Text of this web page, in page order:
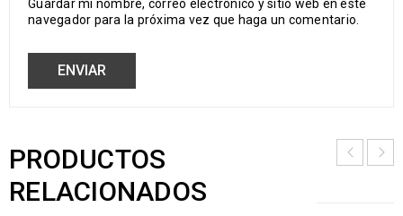
Guardar mi nombre, correo electrónico y sitio web en este
navegador para la próxima vez que haga un comentario.
PRODUCTOS
RELACIONADOS